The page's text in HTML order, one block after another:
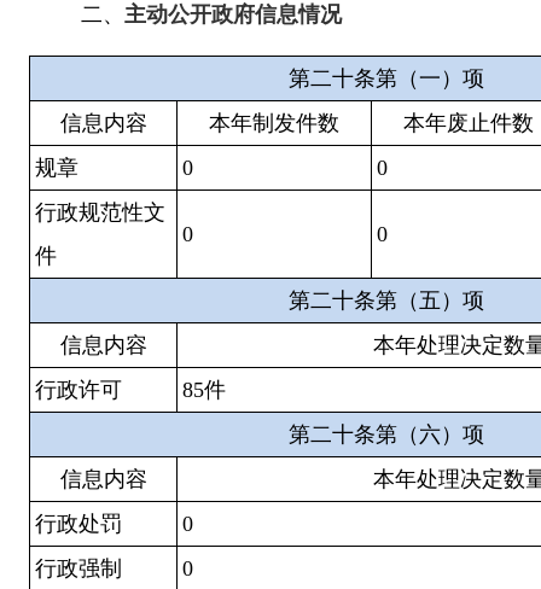
二、 主动公开政府信息情况
第二十条第（一）项
信息内容
本年制发件数
本年废止件数
规章
0
0
行政规范性文
件
0 0
第二十条第（五）项
信息内容
本年处理决定数
行政许可
85件
第二十条第（六）项
信息内容
本年处理决定数
行政处罚
0
行政强制
0